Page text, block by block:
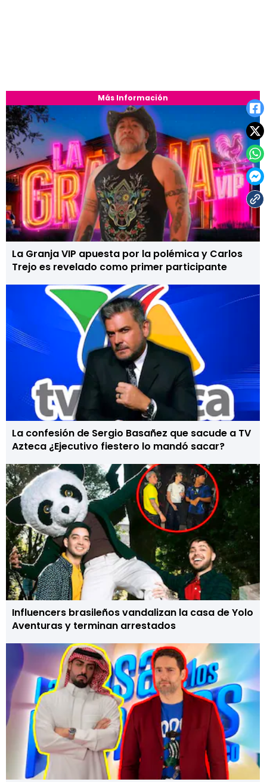
Más Información
La Granja VIP apuesta por la polémica y Carlos
Trejo es revelado como primer participante
La confesión de Sergio Basañez que sacude a TV
Azteca ¿Ejecutivo fiestero lo mandó sacar?
Influencers brasileños vandalizan la casa de Yolo
Aventuras y terminan arrestados